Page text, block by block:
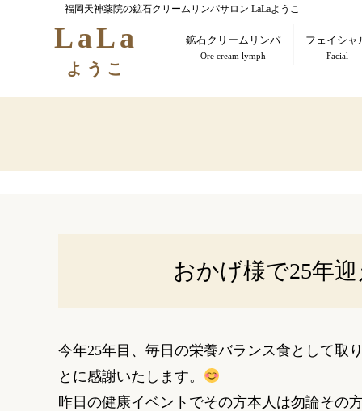
福岡天神薬院の鉱石クリームリンパサロン LaLaようこ
LaLa
ようこ
鉱石クリームリンパ
Ore cream lymph
フェイシャ
Facial
おかげ様で25年
今年25年目、毎日の栄養バランス食として取
とに感謝いたします。
昨日の健康イベントでその方本人は勿論その